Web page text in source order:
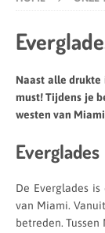
Naast alle drukte
must! Tijdens je
westen van
Everglades
De Everglades
van Miami.
betreden.